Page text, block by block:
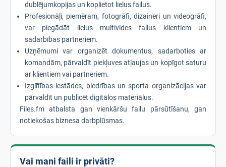
dublējumkopijas un koplietot lielus failus.
Profesionāļi, piemēram, fotogrāfi, dizaineri un videogrāfi,
var piegādāt lielus multivides failus klientiem un
sadarbības partneriem.
Uzņēmumi var organizēt dokumentus, sadarboties ar
komandām, pārvaldīt piekļuves atļaujas un kopīgot saturu
ar klientiem vai partneriem.
Izglītības iestādes, biedrības un sporta organizācijas var
pārvaldīt un publicēt digitālos materiālus.
Files.fm atbalsta gan vienkāršu failu pārsūtīšanu, gan
notiekošas biznesa darbplūsmas.
Vai mani faili ir privāti?